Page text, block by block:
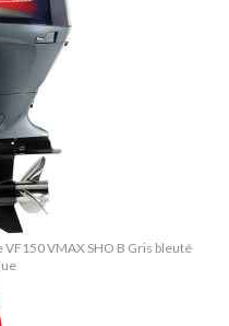
VMAX SHO B Gris bleuté